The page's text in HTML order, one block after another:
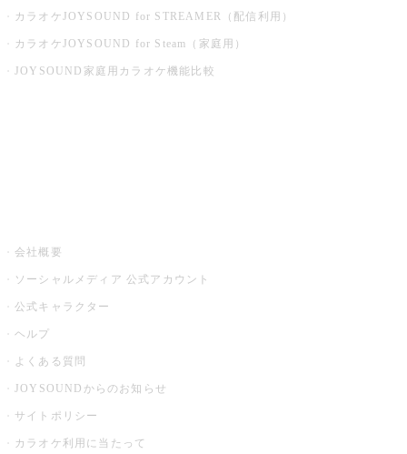
カラオケJOYSOUND for STREAMER（配信利用）
カラオケJOYSOUND for Steam（家庭用）
JOYSOUND家庭用カラオケ機能比較
会社概要
ソーシャルメディア 公式アカウント
公式キャラクター
ヘルプ
よくある質問
JOYSOUNDからのお知らせ
サイトポリシー
カラオケ利用に当たって